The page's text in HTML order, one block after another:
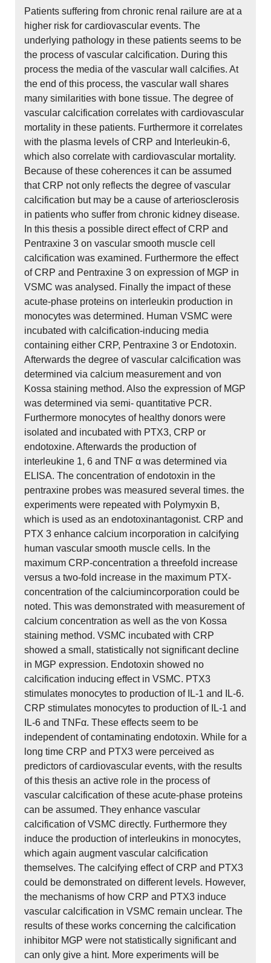
Patients suffering from chronic renal railure are at a
higher risk for cardiovascular events. The
underlying pathology in these patients seems to be
the process of vascular calcification. During this
process the media of the vascular wall calcifies. At
the end of this process, the vascular wall shares
many similarities with bone tissue. The degree of
vascular calcification correlates with cardiovascular
mortality in these patients. Furthermore it correlates
with the plasma levels of CRP and Interleukin-6,
which also correlate with cardiovascular mortality.
Because of these coherences it can be assumed
that CRP not only reflects the degree of vascular
calcification but may be a cause of arteriosclerosis
in patients who suffer from chronic kidney disease.
In this thesis a possible direct effect of CRP and
Pentraxine 3 on vascular smooth muscle cell
calcification was examined. Furthermore the effect
of CRP and Pentraxine 3 on expression of MGP in
VSMC was analysed. Finally the impact of these
acute-phase proteins on interleukin production in
monocytes was determined. Human VSMC were
incubated with calcification-inducing media
containing either CRP, Pentraxine 3 or Endotoxin.
Afterwards the degree of vascular calcification was
determined via calcium measurement and von
Kossa staining method. Also the expression of MGP
was determined via semi- quantitative PCR.
Furthermore monocytes of healthy donors were
isolated and incubated with PTX3, CRP or
endotoxine. Afterwards the production of
interleukine 1, 6 and TNF α was determined via
ELISA. The concentration of endotoxin in the
pentraxine probes was measured several times. the
experiments were repeated with Polymyxin B,
which is used as an endotoxinantagonist. CRP and
PTX 3 enhance calcium incorporation in calcifying
human vascular smooth muscle cells. In the
maximum CRP-concentration a threefold increase
versus a two-fold increase in the maximum PTX-
concentration of the calciumincorporation could be
noted. This was demonstrated with measurement of
calcium concentration as well as the von Kossa
staining method. VSMC incubated with CRP
showed a small, statistically not significant decline
in MGP expression. Endotoxin showed no
calcification inducing effect in VSMC. PTX3
stimulates monocytes to production of IL-1 and IL-6.
CRP stimulates monocytes to production of IL-1 and
IL-6 and TNFα. These effects seem to be
independent of contaminating endotoxin. While for a
long time CRP and PTX3 were perceived as
predictors of cardiovascular events, with the results
of this thesis an active role in the process of
vascular calcification of these acute-phase proteins
can be assumed. They enhance vascular
calcification of VSMC directly. Furthermore they
induce the production of interleukins in monocytes,
which again augment vascular calcification
themselves. The calcifying effect of CRP and PTX3
could be demonstrated on different levels. However,
the mechanisms of how CRP and PTX3 induce
vascular calcification in VSMC remain unclear. The
results of these works concerning the calcification
inhibitor MGP were not statistically significant and
can only give a hint. More experiments will be